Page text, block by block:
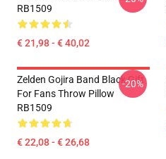
RB1509
€ 21,98 - € 40,02
Zelden Gojira Band Black Gift
For Fans Throw Pillow
RB1509
€ 22,08 - € 26,68
-20%